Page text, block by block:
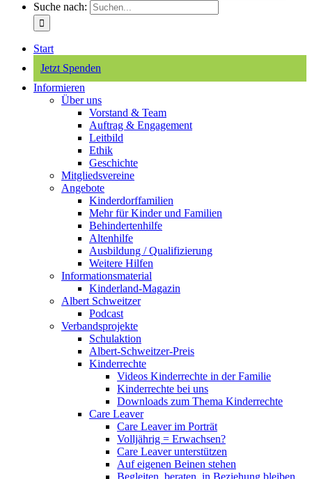
Suche nach:
Start
Jetzt Spenden
Informieren
Über uns
Vorstand & Team
Auftrag & Engagement
Leitbild
Ethik
Geschichte
Mitgliedsvereine
Angebote
Kinderdorffamilien
Mehr für Kinder und Familien
Behindertenhilfe
Altenhilfe
Ausbildung / Qualifizierung
Weitere Hilfen
Informationsmaterial
Kinderland-Magazin
Albert Schweitzer
Podcast
Verbandsprojekte
Schulaktion
Albert-Schweitzer-Preis
Kinderrechte
Videos Kinderrechte in der Familie
Kinderrechte bei uns
Downloads zum Thema Kinderrechte
Care Leaver
Care Leaver im Porträt
Volljährig = Erwachsen?
Care Leaver unterstützen
Auf eigenen Beinen stehen
Begleiten, beraten, in Beziehung bleiben